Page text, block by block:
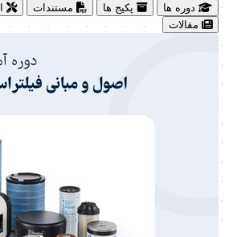
دوره ها پکیج ها مستندات
مقالات